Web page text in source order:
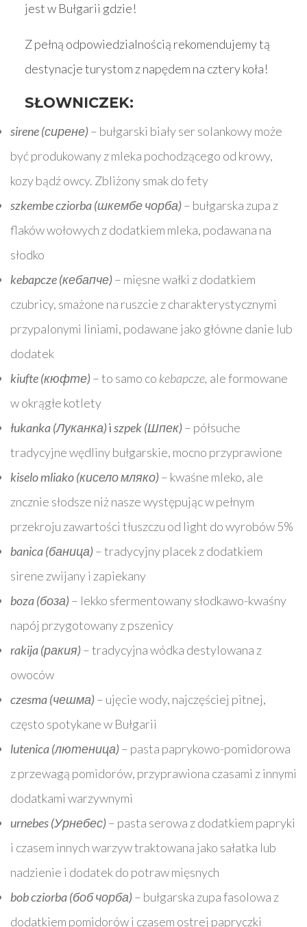
jest w Bułgarii gdzie!
Z pełną odpowiedzialnością rekomendujemy tą
destynacje turystom z napędem na cztery koła!
SŁOWNICZEK:
sirene (сирене) – bułgarski biały ser solankowy może
być produkowany z mleka pochodzącego od krowy,
kozy bądź owcy. Zbliżony smak do fety
szkembe cziorba (шкембе чорба) – bułgarska zupa z
flaków wołowych z dodatkiem mleka, podawana na
słodko
kebapcze (кебапче) – mięsne wałki z dodatkiem
czubricy, smażone na ruszcie z charakterystycznymi
przypalonymi liniami, podawane jako główne danie lub
dodatek
kiufte (кюфте) – to samo co kebapcze, ale formowane
w okrągłe kotlety
łukanka (Луканка)iszpek (Шпек) – półsuche
tradycyjne wędliny bułgarskie, mocno przyprawione
kiselo mliako (кисело мляко) – kwaśne mleko, ale
zncznie słodsze niż nasze występując w pełnym
przekroju zawartości tłuszczu od light do wyrobów 5%
banica (баница) – tradycyjny placek z dodatkiem
sirene zwijany i zapiekany
boza (боза) – lekko sfermentowany słodkawo-kwaśny
napój przygotowany z pszenicy
rakija (ракия) – tradycyjna wódka destylowana z
owoców
czesma (чешма) – ujęcie wody, najczęściej pitnej,
często spotykane w Bułgarii
lutenica (лютеница) – pasta paprykowo-pomidorowa
z przewagą pomidorów, przyprawiona czasami z innymi
dodatkami warzywnymi
urnebes (Урнебес) – pasta serowa z dodatkiem papryki
i czasem innych warzyw traktowana jako sałatka lub
nadzienie i dodatek do potraw mięsnych
bob cziorba (боб чорба) – bułgarska zupa fasolowa z
dodatkiem pomidorów i czasem ostrej papryczki